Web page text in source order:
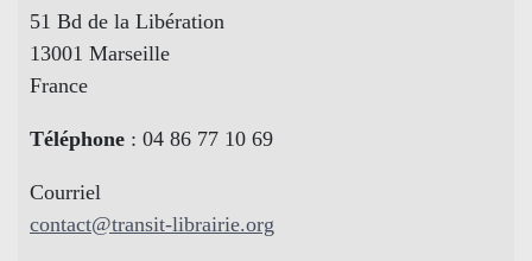
51 Bd de la Libération
13001 Marseille
France
Téléphone : 04 86 77 10 69
Courriel
contact@transit-librairie.org